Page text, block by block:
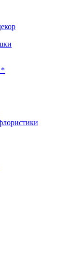
*